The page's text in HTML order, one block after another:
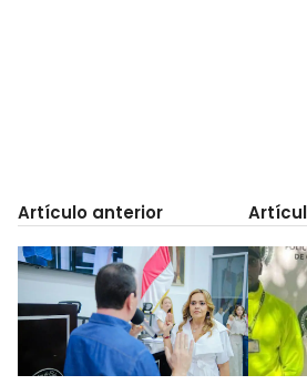
Artículo anterior